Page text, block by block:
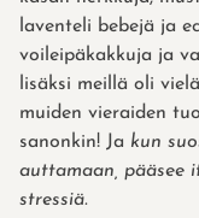
laventeli bebejä ja
voileipäkakkuja ja
lisäksi meillä oli
muiden vieraiden
sanonkin! Ja kun
auttamaan, pääsee
stressiä.